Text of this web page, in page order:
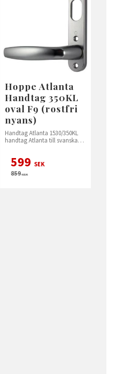
Hoppe Atlanta
Handtag 350KL
oval F9 (rostfri
nyans)
Handtag Atlanta 1530/350KL
handtag Atlanta till svanska
599 SEK
859SEK